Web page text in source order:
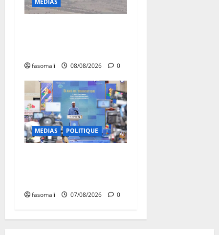
MEDIAS
fasomali 08/08/2026 0
MEDIAS POLITIQUE
fasomali 07/08/2026 0